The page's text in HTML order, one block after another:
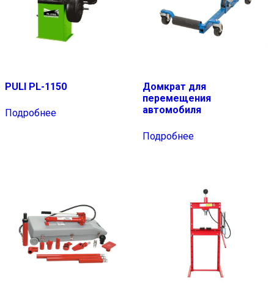
PULI PL-1150
Подробнее
Домкрат для
перемещения
автомобиля
Подробнее